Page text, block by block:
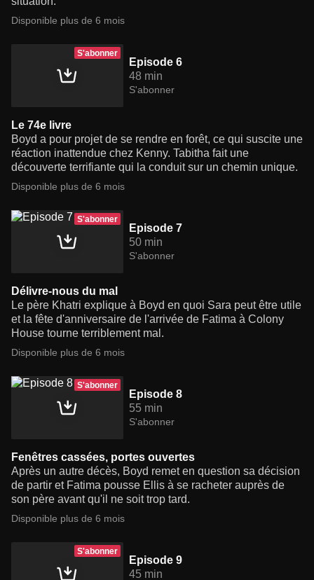
Disponible plus de 6 mois
S'abonner
Episode 6
48 min
S'abonner
Le 74e livre
Boyd a pour projet de se rendre en forêt, ce qui suscite une
réaction inattendue chez Kenny. Tabitha fait une
découverte terrifiante qui la conduit sur un chemin unique.
Disponible plus de 6 mois
S'abonner
Episode 7
50 min
S'abonner
Délivre-nous du mal
Le père Khatri explique à Boyd en quoi Sara peut être utile
et la fête d'anniversaire de l'arrivée de Fatima à Colony
House tourne terriblement mal.
Disponible plus de 6 mois
S'abonner
Episode 8
55 min
S'abonner
Fenêtres cassées, portes ouvertes
Après un autre décès, Boyd remet en question sa décision
de partir et Fatima pousse Ellis à se racheter auprès de
son père avant qu'il ne soit trop tard.
Disponible plus de 6 mois
S'abonner
Episode 9
45 min